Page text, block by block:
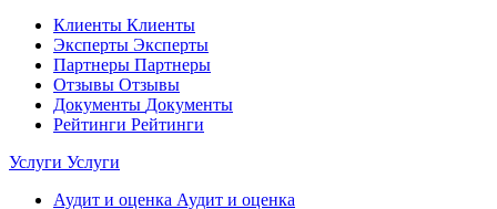
Клиенты Клиенты
Эксперты Эксперты
Партнеры Партнеры
Отзывы Отзывы
Документы Документы
Рейтинги Рейтинги
Услуги Услуги
Аудит и оценка Аудит и оценка